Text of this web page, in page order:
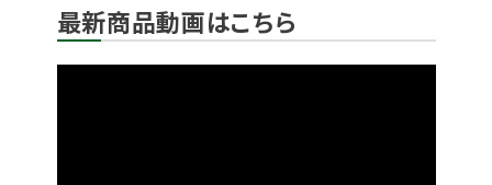
最新商品動画はこちら